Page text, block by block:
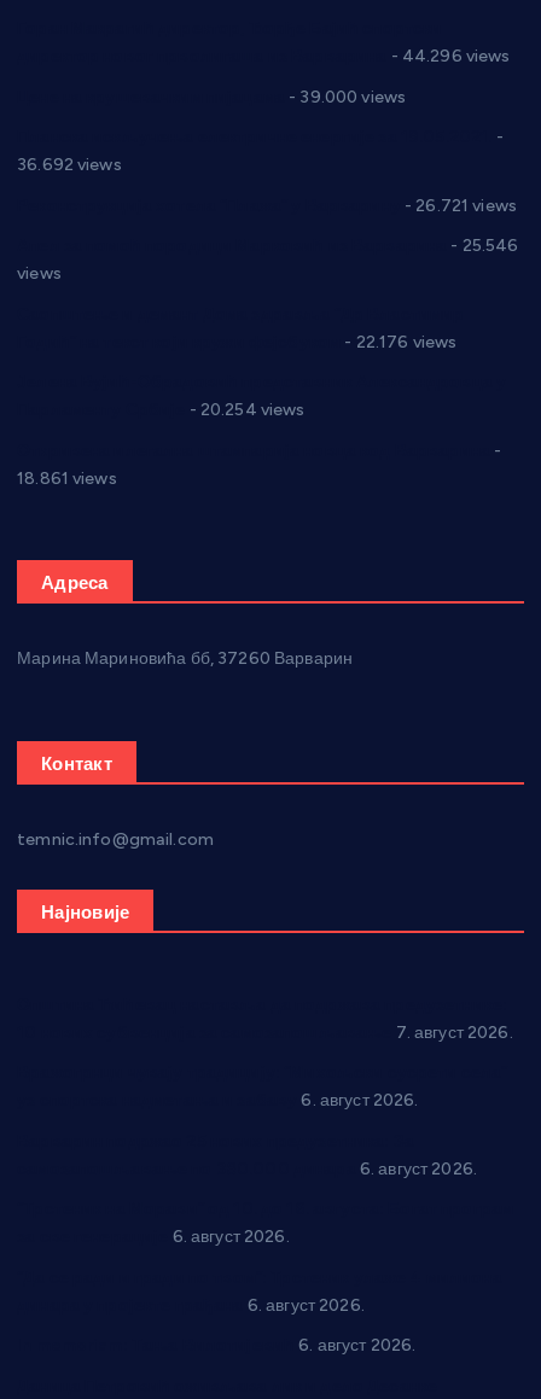
- 44.296 views
- 39.000 views
-
36.692 views
- 26.721 views
- 25.546
views
- 22.176 views
- 20.254 views
-
18.861 views
Адреса
Марина Мариновића бб, 37260 Варварин
Контакт
temnic.info@gmail.com
Најновије
7. август 2026.
6. август 2026.
6. август 2026.
6. август 2026.
6. август 2026.
6. август 2026.